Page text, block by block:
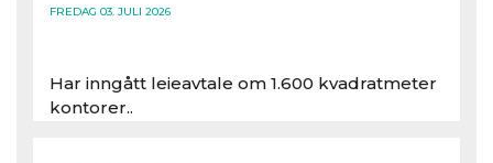
FREDAG 03. JULI 2026
Har inngått leieavtale om 1.600 kvadratmeter
kontorer..